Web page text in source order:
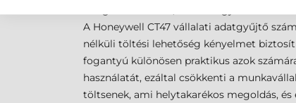
szolgáltatásokban, ahol az ügyféladatok
A Honeywell CT47 vállalati adatgyűjtő
nélküli töltési lehetőség kényelmet biztosít
fogantyú különösen praktikus azok
használatát, ezáltal csökkenti a
töltsenek, ami helytakarékos megoldás,